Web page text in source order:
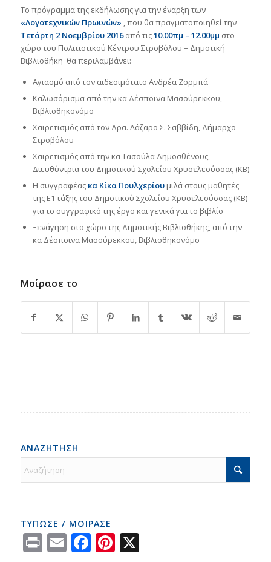
Το πρόγραμμα της εκδήλωσης για την έναρξη των
«Λογοτεχνικών Πρωινών» , που θα πραγματοποιηθεί την
Τετάρτη 2 Νοεμβρίου 2016από τις10.00πμ – 12.00μμ στο
χώρο του Πολιτιστικού Κέντρου Στροβόλου – Δημοτική
Βιβλιοθήκη θα περιλαμβάνει:
Αγιασμό από τον αιδεσιμότατο Ανδρέα Ζορμπά
Καλωσόρισμα από την κα Δέσποινα Μασούρεκκου,
Βιβλιοθηκονόμο
Χαιρετισμός από τον Δρα. Λάζαρο Σ. Σαββίδη, Δήμαρχο
Στροβόλου
Χαιρετισμός από την κα Τασούλα Δημοσθένους,
Διευθύντρια του Δημοτικού Σχολείου Χρυσελεούσσας (ΚΒ)
Η συγγραφέας κα Κίκα Πουλχερίου μιλά στους μαθητές
της Ε1 τάξης του Δημοτικού Σχολείου Χρυσελεούσσας (ΚΒ)
για το συγγραφικό της έργο και γενικά για το βιβλίο
Ξενάγηση στο χώρο της Δημοτικής Βιβλιοθήκης, από την
κα Δέσποινα Μασούρεκκου, Βιβλιοθηκονόμο
Μοίρασε το
ΑΝΑΖΗΤΗΣΗ
ΤΥΠΩΣΕ / ΜΟΙΡΑΣΕ
PrintEmailFacebook
Pinterest
X